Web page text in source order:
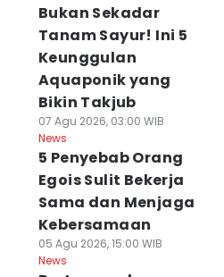
Bukan Sekadar
Tanam Sayur! Ini 5
Keunggulan
Aquaponik yang
Bikin Takjub
07 Agu 2026, 03:00 WIB
News
5 Penyebab Orang
Egois Sulit Bekerja
Sama dan Menjaga
Kebersamaan
05 Agu 2026, 15:00 WIB
News